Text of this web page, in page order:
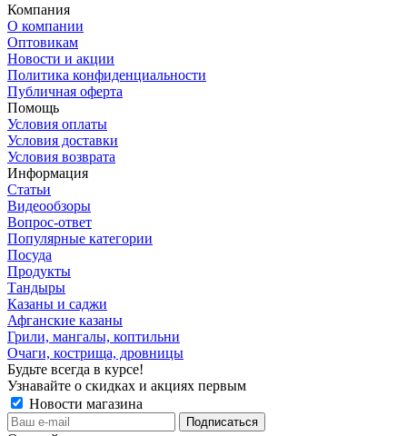
Компания
О компании
Оптовикам
Новости и акции
Политика конфиденциальности
Публичная оферта
Помощь
Условия оплаты
Условия доставки
Условия возврата
Информация
Статьи
Видеообзоры
Вопрос-ответ
Популярные категории
Посуда
Продукты
Тандыры
Казаны и саджи
Афганские казаны
Грили, мангалы, коптильни
Очаги, кострища, дровницы
Будьте всегда в курсе!
Узнавайте о скидках и акциях первым
Новости магазина